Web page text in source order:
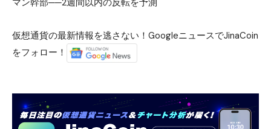
仮想通貨の最新情報を逃さない！GoogleニュースでJinaCoin
をフォロー！